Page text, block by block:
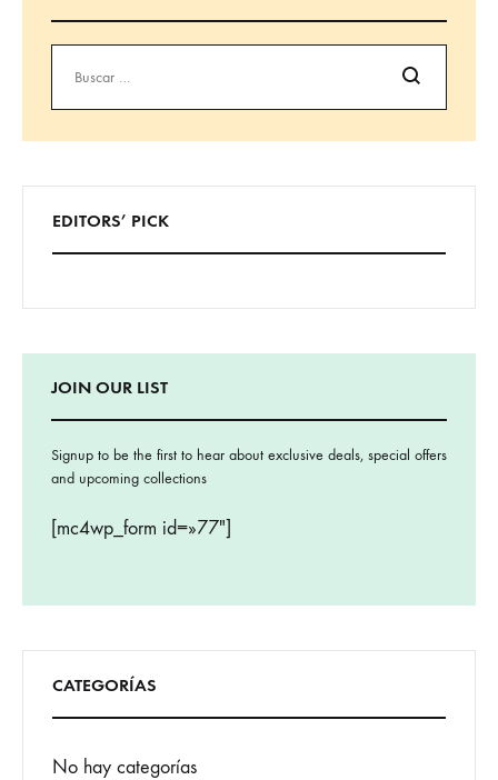
Buscar
EDITORS’ PICK
JOIN OUR LIST
Signup to be the first to hear about exclusive deals, special offers
and upcoming collections
[mc4wp_form id=»77″]
CATEGORÍAS
No hay categorías